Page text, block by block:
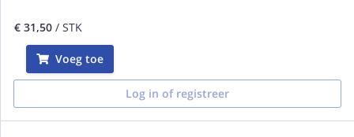
€ 31,50 / STK
Voeg toe
Log in of registreer